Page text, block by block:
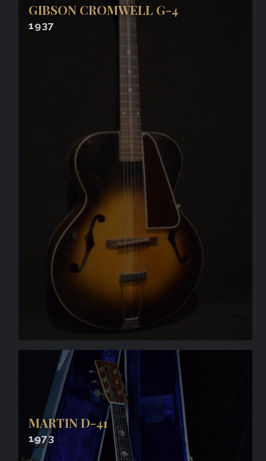
GIBSON CROMWELL G-4
1937
MARTIN D-41
1973